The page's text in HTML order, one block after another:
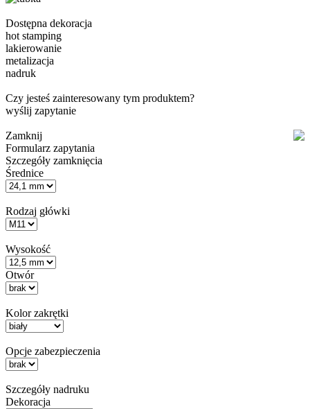
Dostępna dekoracja
hot stamping
lakierowanie
metalizacja
nadruk
Czy jesteś zainteresowany tym produktem?
wyślij zapytanie
Zamknij
Formularz zapytania
Szczegóły zamknięcia
Średnice
Rodzaj główki
Wysokość
Otwór
Kolor zakrętki
Opcje zabezpieczenia
Szczegóły nadruku
Dekoracja